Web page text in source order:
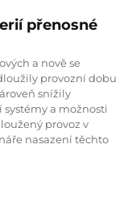
přenosné
a nově se
provozní dobu
snížily
a možnosti
provoz v
nasazení těchto